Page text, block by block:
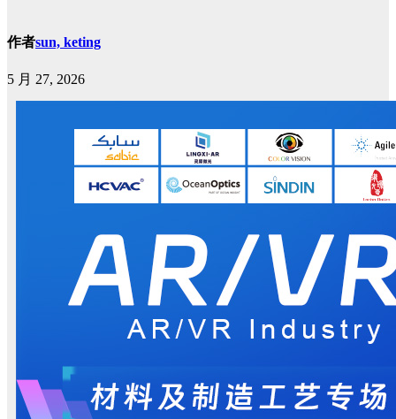
作者sun, keting
5 月 27, 2026